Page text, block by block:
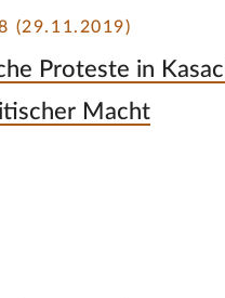
(29.11.2019)
Proteste in
Macht